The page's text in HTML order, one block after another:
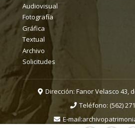
Audiovisual
Fotografía
Gráfica
Textual
Archivo
Solicitudes
Dirección: Fanor Velasco 43,
Teléfono: (562)
E-mail: